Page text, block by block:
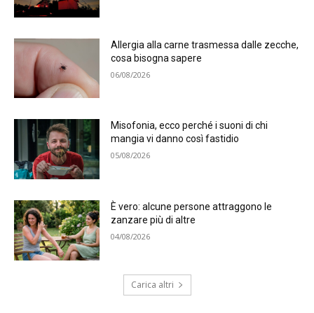
Allergia alla carne trasmessa dalle zecche,
cosa bisogna sapere
06/08/2026
Misofonia, ecco perché i suoni di chi
mangia vi danno così fastidio
05/08/2026
È vero: alcune persone attraggono le
zanzare più di altre
04/08/2026
Carica altri